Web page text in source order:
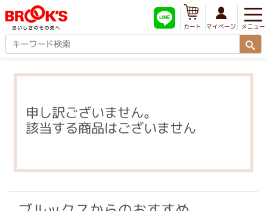
メニュー
マイページ
カート
申し訳ございません。
該当する商品はございません